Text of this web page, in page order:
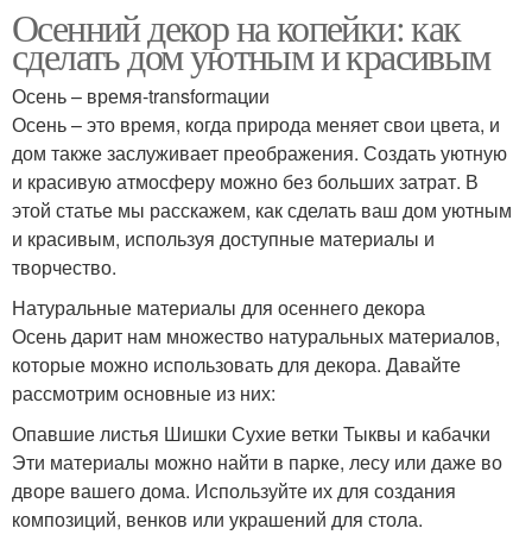
Осенний декор на копейки: как
сделать дом уютным и красивым
Осень – время-transformации
Осень – это время, когда природа меняет свои цвета, и
дом также заслуживает преображения. Создать уютную
и красивую атмосферу можно без больших затрат. В
этой статье мы расскажем, как сделать ваш дом уютным
и красивым, используя доступные материалы и
творчество.
Натуральные материалы для осеннего декора
Осень дарит нам множество натуральных материалов,
которые можно использовать для декора. Давайте
рассмотрим основные из них:
Опавшие листья Шишки Сухие ветки Тыквы и кабачки
Эти материалы можно найти в парке, лесу или даже во
дворе вашего дома. Используйте их для создания
композиций, венков или украшений для стола.